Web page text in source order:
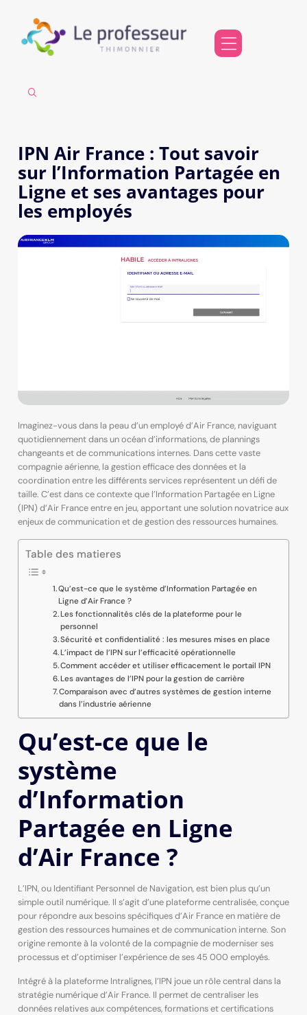
IPN Air France : Tout savoir
sur l’Information Partagée en
Ligne et ses avantages pour
les employés
Imaginez-vous dans la peau d’un employé d’Air France, naviguant
quotidiennement dans un océan d’informations, de plannings
changeants et de communications internes. Dans cette vaste
compagnie aérienne, la gestion efficace des données et la
coordination entre les différents services représentent un défi de
taille. C’est dans ce contexte que l’Information Partagée en Ligne
(IPN) d’Air France entre en jeu, apportant une solution novatrice aux
enjeux de communication et de gestion des ressources humaines.
Table des matieres
Qu’est-ce que le système d’Information Partagée en
Ligne d’Air France ?
Les fonctionnalités clés de la plateforme pour le
personnel
Sécurité et confidentialité : les mesures mises en place
L’impact de l’IPN sur l’efficacité opérationnelle
Comment accéder et utiliser efficacement le portail IPN
Les avantages de l’IPN pour la gestion de carrière
Comparaison avec d’autres systèmes de gestion interne
dans l’industrie aérienne
Qu’est-ce que le
système
d’Information
Partagée en Ligne
d’Air France ?
L’IPN, ou Identifiant Personnel de Navigation, est bien plus qu’un
simple outil numérique. Il s’agit d’une plateforme centralisée, conçue
pour répondre aux besoins spécifiques d’Air France en matière de
gestion des ressources humaines et de communication interne. Son
origine remonte à la volonté de la compagnie de moderniser ses
processus et d’optimiser l’expérience de ses 45 000 employés.
Intégré à la plateforme Intralignes, l’IPN joue un rôle central dans la
stratégie numérique d’Air France. Il permet de centraliser les
données relatives aux compétences, formations et certifications